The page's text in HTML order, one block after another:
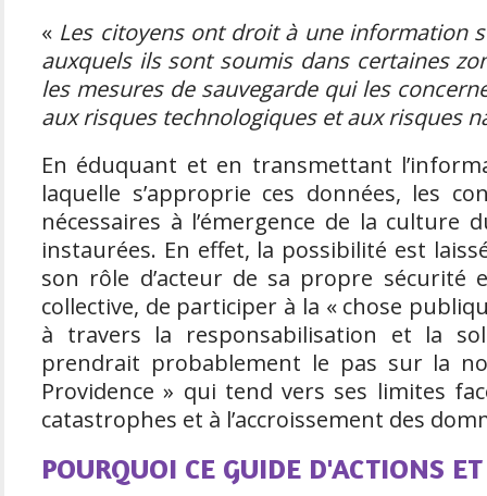
« Les citoyens ont droit à une information
auxquels ils sont soumis dans certaines
les mesures de sauvegarde qui les
aux risques technologiques et aux risques
En éduquant et en transmettant
laquelle s’approprie ces données, les
nécessaires à l’émergence de la culture
instaurées. En effet, la possibilité est
son rôle d’acteur de sa propre sécurité
collective, de participer à la « chose
à travers la responsabilisation et la
prendrait probablement le pas sur la
Providence » qui tend vers ses limites
catastrophes et à l’accroissement des
POURQUOI CE GUIDE D'ACTIONS